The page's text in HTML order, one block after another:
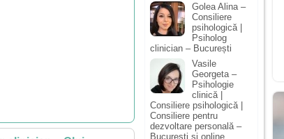
Golea Alina –
Consiliere
psihologică |
Psiholog
clinician – București
Vasile
Georgeta –
Psihologie
clinică |
Consiliere psihologică |
Consiliere pentru
dezvoltare personală –
București și online